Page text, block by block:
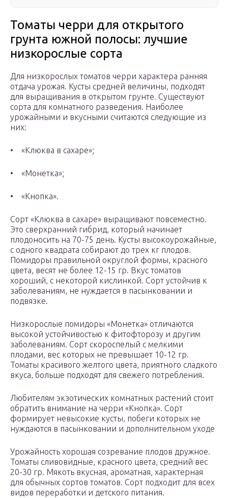
Томаты черри для открытого
грунта южной полосы: лучшие
низкорослые сорта
Для низкорослых томатов черри характера ранняя
отдача урожая. Кусты средней величины, подходят
для выращивания в открытом грунте. Существуют
сорта для комнатного разведения. Наиболее
урожайными и вкусными считаются следующие из
них:
• «Клюква в сахаре»;
• «Монетка»;
• «Кнопка».
Сорт «Клюква в сахаре» выращивают повсеместно.
Это сверхранний гибрид, который начинает
плодоносить на 70-75 день. Кусты высокоурожайные,
с одного квадрата собирают до трех кг плодов.
Помидоры правильной округлой формы, красного
цвета, весят не более 12-15 гр. Вкус томатов
хороший, с некоторой кислинкой. Сорт устойчив к
заболеваниям, не нуждается в пасынковании и
подвязке.
Низкорослые помидоры «Монетка» отличаются
высокой устойчивостью к фитофторозу и другим
заболеваниям. Сорт скороспелый с мелкими
плодами, вес которых не превышает 10-12 гр.
Томаты красивого желтого цвета, приятного сладкого
вкуса, больше подходят для свежего потребления.
Любителям экзотических комнатных растений стоит
обратить внимание на черри «Кнопка». Сорт
формирует невысокие кусты, побеги которых не
нуждаются в пасынковании и дополнительном уходе
Урожайность хорошая созревание плодов дружное.
Томаты сливовидные, красного цвета, средний вес
20-30 гр. Мякоть вкусная, ароматная, характерная
для обычных сортов томатов. Сорт подходит для всех
видов переработки и детского питания.